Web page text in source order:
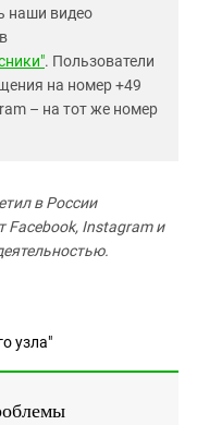
наши видео
. Пользователи
на номер +49
– на тот же номер
в России
Facebook, Instagram и
узла"